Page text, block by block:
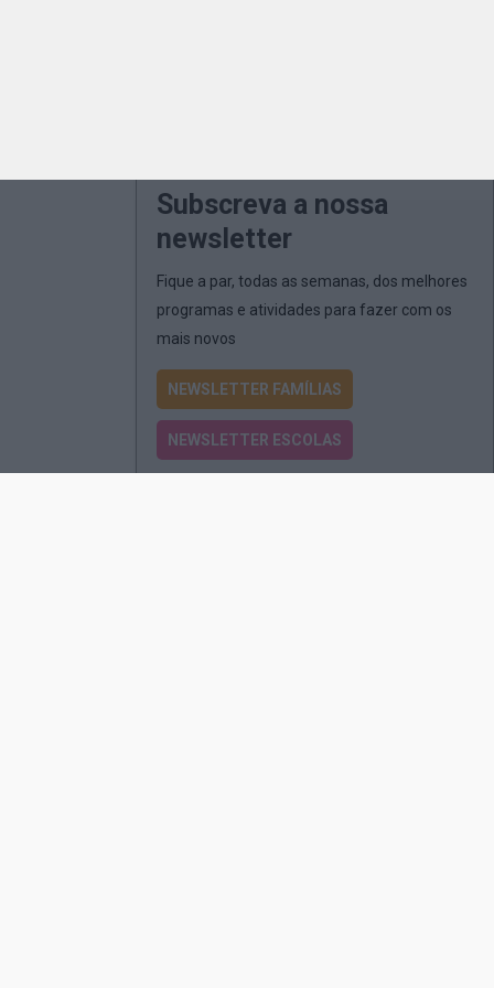
Subscreva a nossa
newsletter
Fique a par, todas as semanas, dos melhores
programas e atividades para fazer com os
mais novos
NEWSLETTER FAMÍLIAS
NEWSLETTER ESCOLAS